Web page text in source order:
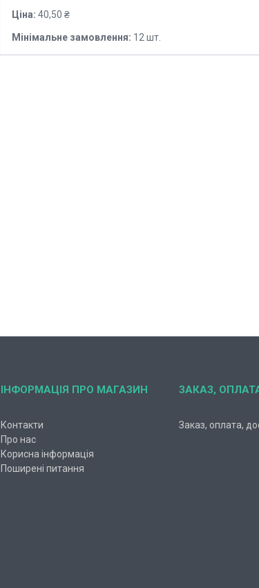
Ціна: 40,50 ₴
Мінімальне замовлення: 12 шт.
ІНФОРМАЦІЯ ПРО МАГАЗИН
Контакти
Про нас
Корисна інформація
Поширені питання
ЗАКАЗ,
Заказ, оплата,